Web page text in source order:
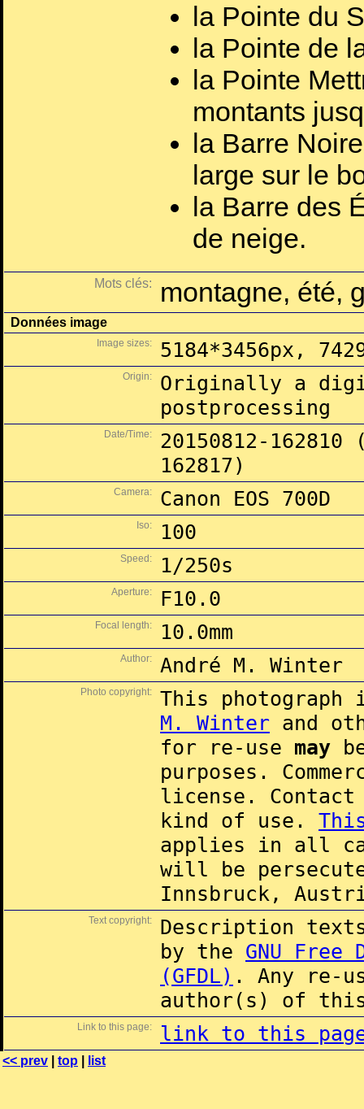
la Pointe du
la Pointe de
la Pointe
montants
la Barre
large sur le
la Barre des
de neige.
Mots clés: montagne, été,
Données image
Image sizes: 5184*3456px,
Origin:
Originally a
postprocessing
Date/Time:
20150812-
162817)
Camera: Canon EOS 700D
Iso: 100
Speed: 1/250s
Aperture: F10.0
Focal length: 10.0mm
Author: André M. Winter
Photo copyright:
This
M. Winter and
for re-use may
purposes.
license.
kind of use.
applies in all
will be
Innsbruck,
Text copyright:
Description
by the GNU Free
(GFDL) . Any re-
author(s) of this
Link to this page: link to this
<< prev top list